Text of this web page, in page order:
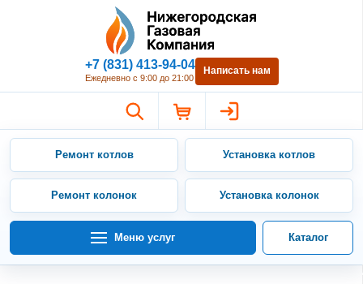
Нижегородская Газовая
+7 (831) 413-94-04
Ежедневно с 9:00 до 21:00
Написать нам
Ремонт котлов Установка котлов
Ремонт колонок Установка колонок
Меню услуг Каталог